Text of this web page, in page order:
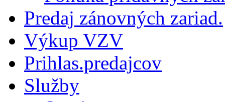
Predaj zánovných zariad.
Výkup VZV
Prihlas.predajcov
Služby